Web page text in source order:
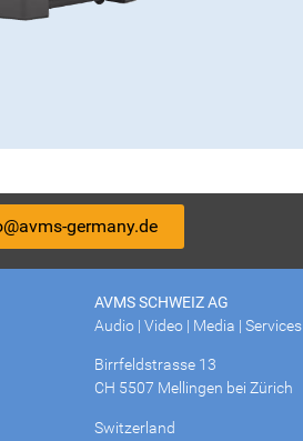
germany.de
AVMS SCHWEIZ AG
Audio | Video | Media | Services
Birrfeldstrasse 13
CH 5507 Mellingen bei Zürich
Switzerland